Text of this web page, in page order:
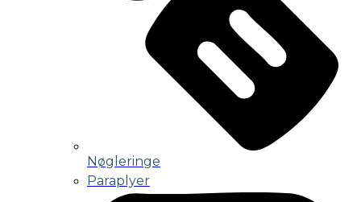
Nøgleringe
Paraplyer